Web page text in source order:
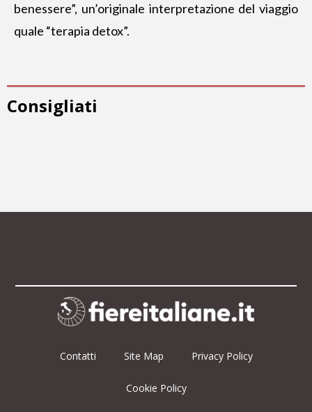
benessere”, un’originale interpretazione del viaggio
quale “terapia detox”.
Consigliati
Contatti Site Map Privacy Policy
Cookie Policy